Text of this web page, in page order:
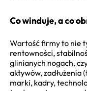
Co winduje, a co
Wartość firmy to nie
rentowności,
glinianych nogach,
aktywów, zadłużenia
marki, kadry,